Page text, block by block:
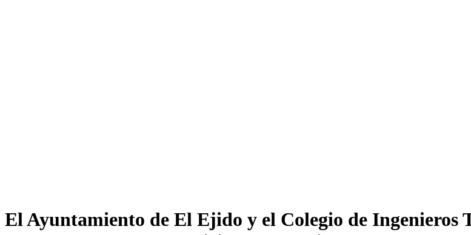
El Ayuntamiento de El Ejido y el Colegio de Ingenieros